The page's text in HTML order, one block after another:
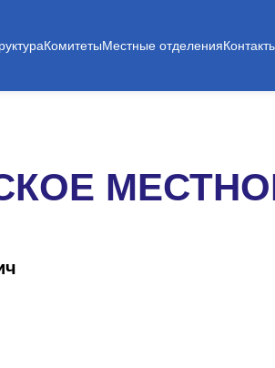
КомитетыМестные отделения